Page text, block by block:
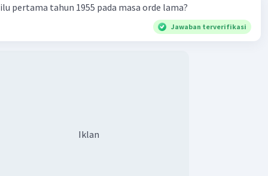
pertama tahun 1955 pada masa orde lama?
Jawaban terverifikasi
Iklan